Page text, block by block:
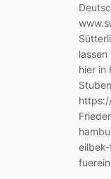
hier in